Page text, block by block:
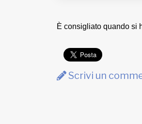
È consigliato quando si
Scrivi un